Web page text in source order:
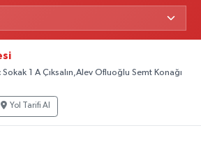
1 A Çıksalın,Alev Ofluoğlu Semt Konağı
Yol Tarifi Al